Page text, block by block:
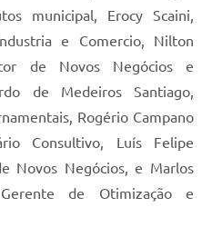
municipal, Erocy Scaini,
e Comercio, Nilton
de Novos Negócios e
de Medeiros Santiago,
Rogério Campano
Consultivo, Luís Felipe
Novos Negócios, e Marlos
de Otimização e